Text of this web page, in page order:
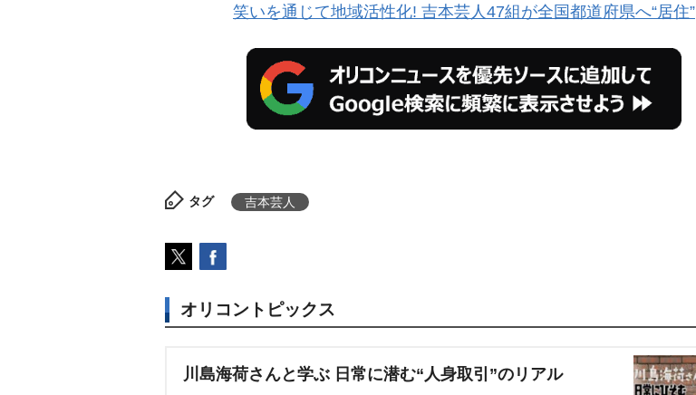
笑いを通じて地域活性化! 吉本芸人47組が全国都道府県へ“居住”
タグ 吉本芸人
オリコントピックス
川島海荷さんと学ぶ 日常に潜む“人身取引”のリアル